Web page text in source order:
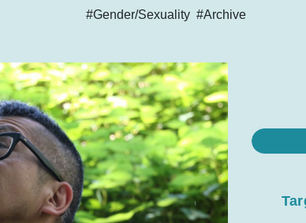
#Gender/Sexuality #Archive